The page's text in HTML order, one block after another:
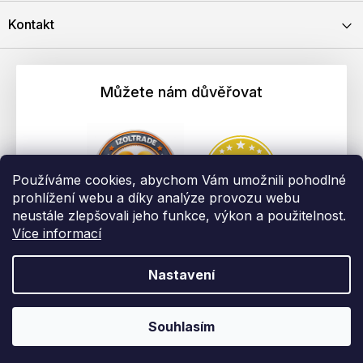
Používáme cookies, abychom Vám umožnili pohodlné
prohlížení webu a díky analýze provozu webu
neustále zlepšovali jeho funkce, výkon a použitelnost.
Více informací
Nastavení
Souhlasím
Kontakt
Můžete nám důvěřovat
Vytvořil Shoptet
vyhrazena.